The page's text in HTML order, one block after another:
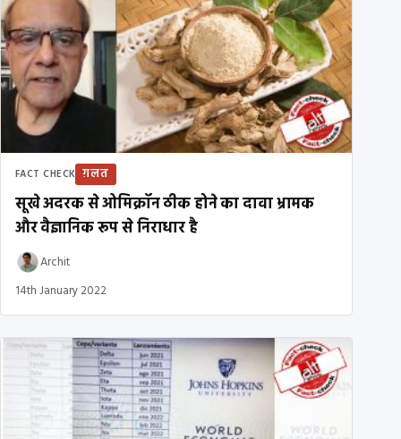
FACT CHECK ग़लत
सूखे अदरक से ओमिक्रॉन ठीक होने का दावा भ्रामक
और वैज्ञानिक रूप से निराधार है
Archit
14th January 2022